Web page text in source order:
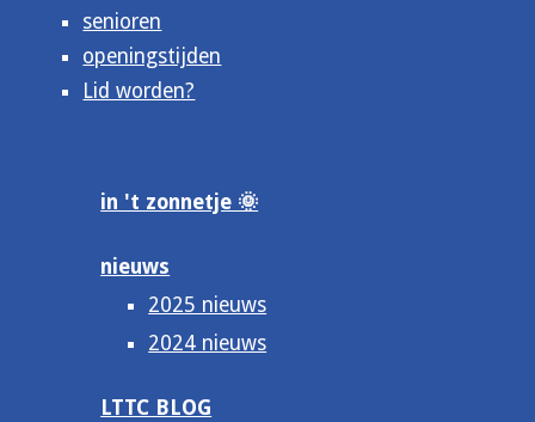
senioren
openingstijden
Lid worden?
in 't zonnetje 🌞
nieuws
2025 nieuws
2024 nieuws
LTTC BLOG